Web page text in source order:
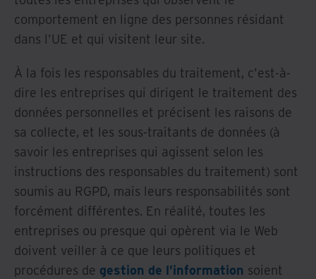
comportement en ligne des personnes résidant
dans l’UE et qui visitent leur site.
À la fois les responsables du traitement, c'est-à-
dire les entreprises qui dirigent le traitement des
données personnelles et précisent les raisons de
sa collecte, et les sous-traitants de données (à
savoir les entreprises qui agissent selon les
instructions des responsables du traitement) sont
soumis au RGPD, mais leurs responsabilités sont
forcément différentes. En réalité, toutes les
entreprises ou presque qui opèrent via le Web
doivent veiller à ce que leurs politiques et
procédures de gestion de l’information soient